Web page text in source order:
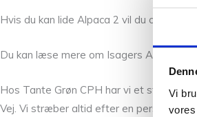
Vi
Hvis du kan lide Alpaca 2 vil du også
Du kan læse mere om Isagers Alpaca 2
Hos Tante Grøn CPH har vi et stort
Vej. Vi stræber altid efter en personlig